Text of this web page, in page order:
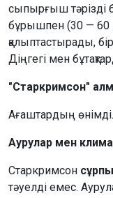
сыпырғыш тәрізді
бұрышпен (30 — 60
қалыптастырады,
Діңгегі мен
"Старкримсон"
Ағаштардың
Аурулар мен
Старкримсон сұрпы
тәуелді емес.